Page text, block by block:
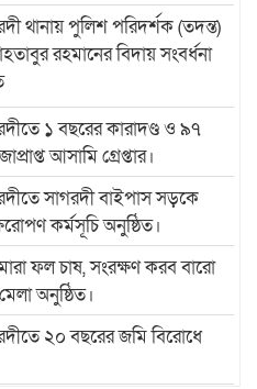
থানায় পুলিশ পরিদর্শক (তদন্ত)
রহমানের বিদায় সংবর্ধনা
১ বছরের কারাদণ্ড ও ৯৭
আসামি গ্রেপ্তার।
সাগরদী বাইপাস সড়কে
কর্মসূচি অনুষ্ঠিত।
ফল চাষ, সংরক্ষণ করব বারো
অনুষ্ঠিত।
২০ বছরের জমি বিরোধে